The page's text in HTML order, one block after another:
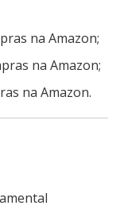
na Amazon;
na Amazon;
na Amazon.